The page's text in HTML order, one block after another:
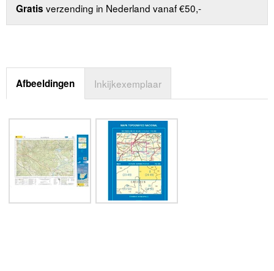
Gratis verzending in Nederland vanaf €50,-
Afbeeldingen Inkijkexemplaar